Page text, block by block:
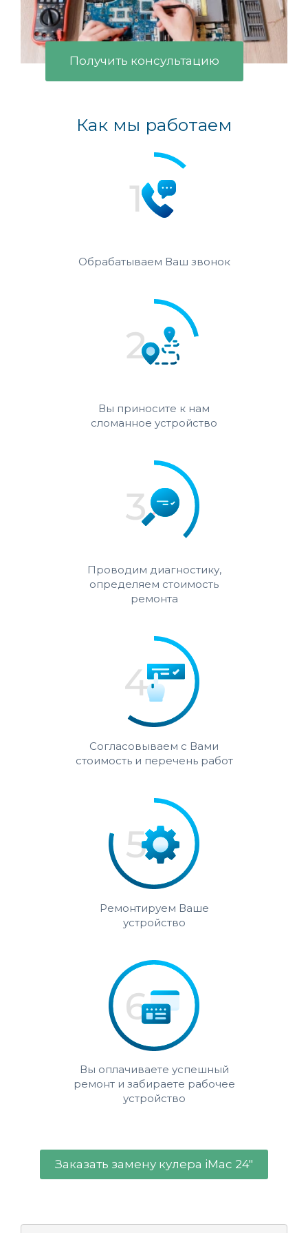
Получить консультацию
Как мы работаем
Обрабатываем Ваш звонок
Вы приносите к нам
сломанное устройство
Проводим диагностику,
определяем стоимость
ремонта
Согласовываем с Вами
стоимость и перечень работ
Ремонтируем Ваше
устройство
Вы оплачиваете успешный
ремонт и забираете рабочее
устройство
Заказать замену кулера iMac 24"